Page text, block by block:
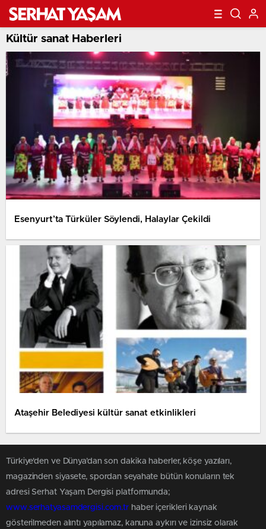
Kültür sanat Haberleri
Esenyurt’ta Türküler Söylendi, Halaylar Çekildi
Ataşehir Belediyesi kültür sanat etkinlikleri
Türkiye'den ve Dünya’dan son dakika haberler, köşe yazıları,
magazinden siyasete, spordan seyahate bütün konuların tek
adresi Serhat Yaşam Dergisi platformunda;
www.serhatyasamdergisi.com.tr haber içerikleri kaynak
gösterilmeden alıntı yapılamaz, kanuna aykırı ve izinsiz olarak